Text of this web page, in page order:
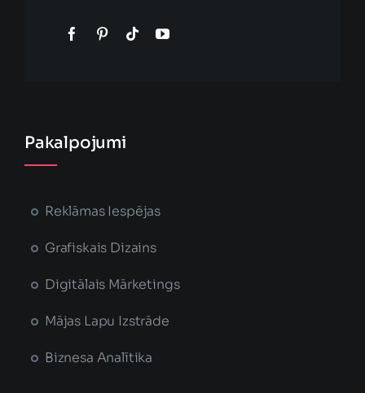
Pakalpojumi
Reklāmas Iespējas
Grafiskais Dizains
Digitālais Mārketings
Mājas Lapu Izstrāde
Biznesa Analītika